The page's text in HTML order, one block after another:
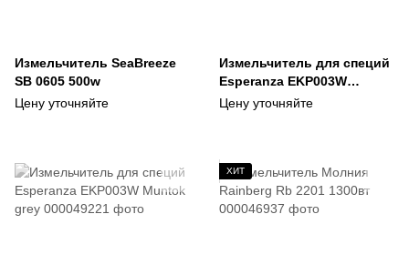
Измельчитель SeaBreeze
SB 0605 500w
Цену уточняйте
Измельчитель для специй
Esperanza EKP003W
Muntok white
Цену уточняйте
ХИТ